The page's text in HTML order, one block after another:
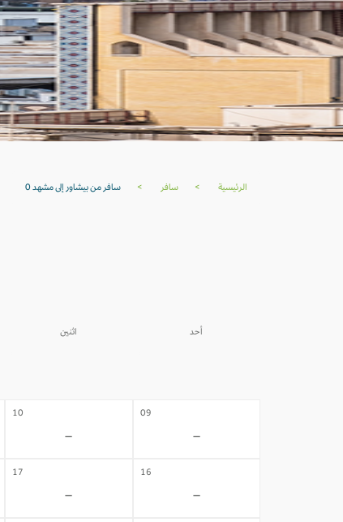
الرئيسية > سافر > سافر من بيشاور إلى مشهد 0
أحد اثنين
09
-
10
-
16
-
17
-